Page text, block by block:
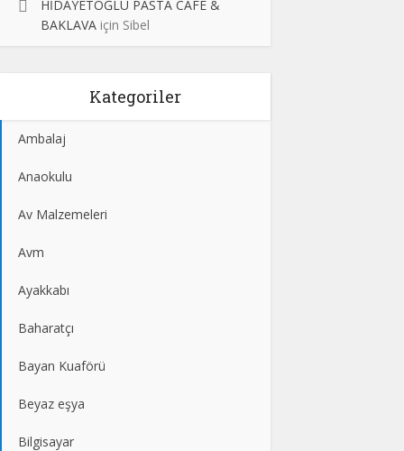
HİDAYETOĞLU PASTA CAFE &
BAKLAVA için Sibel
Kategoriler
Ambalaj
Anaokulu
Av Malzemeleri
Avm
Ayakkabı
Baharatçı
Bayan Kuaförü
Beyaz eşya
Bilgisayar